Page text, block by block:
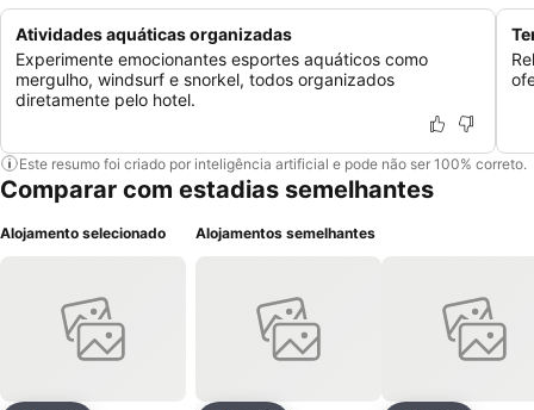
Atividades aquáticas organizadas
Experimente emocionantes esportes aquáticos como
mergulho, windsurf e snorkel, todos organizados
diretamente pelo hotel.
Este resumo foi criado por inteligência artificial e pode não ser 100% correto.
Comparar com estadias semelhantes
Alojamento selecionado Alojamentos semelhantes